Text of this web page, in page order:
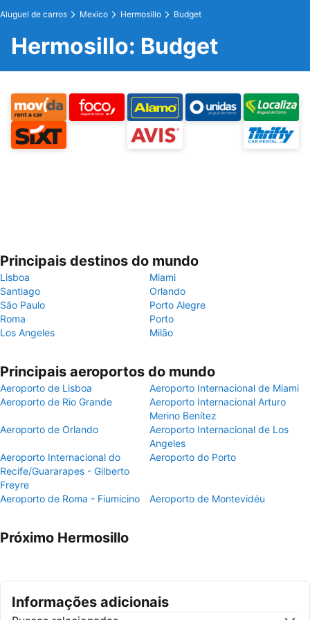
Aluguel de carros Mexico Hermosillo Budget
Hermosillo: Budget
Principais destinos do mundo
Lisboa
Miami
Santiago
Orlando
São Paulo
Porto Alegre
Roma
Porto
Los Angeles
Milão
Principais aeroportos do mundo
Aeroporto de Lisboa
Aeroporto Internacional de Miami
Aeroporto de Rio Grande
Aeroporto Internacional Arturo
Merino Benítez
Aeroporto de Orlando
Aeroporto Internacional de Los
Angeles
Aeroporto Internacional do
Recife/Guararapes - Gilberto
Freyre
Aeroporto do Porto
Aeroporto de Roma - Fiumicino Aeroporto de Montevidéu
Próximo Hermosillo
Informações adicionais